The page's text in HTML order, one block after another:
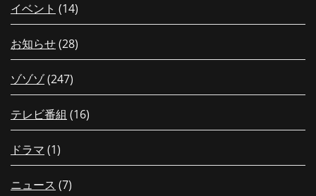
イベント (14)
お知らせ(28)
ゾゾゾ(247)
テレビ番組 (16)
ドラマ (1)
ニュース (7)